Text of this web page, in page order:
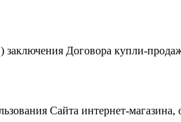
заключения Договора купли-
Сайта интернет-магазина,